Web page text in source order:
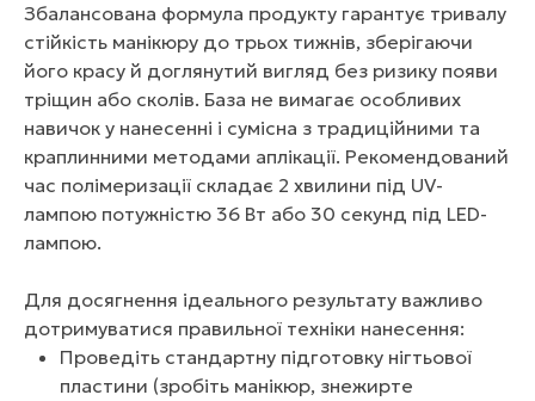
Збалансована формула продукту гарантує тривалу
стійкість манікюру до трьох тижнів, зберігаючи
його красу й доглянутий вигляд без ризику появи
тріщин або сколів. База не вимагає особливих
навичок у нанесенні і сумісна з традиційними та
краплинними методами аплікації. Рекомендований
час полімеризації складає 2 хвилини під UV-
лампою потужністю 36 Вт або 30 секунд під LED-
лампою.
Для досягнення ідеального результату важливо
дотримуватися правильної техніки нанесення:
Проведіть стандартну підготовку нігтьової
пластини (зробіть манікюр, знежирте